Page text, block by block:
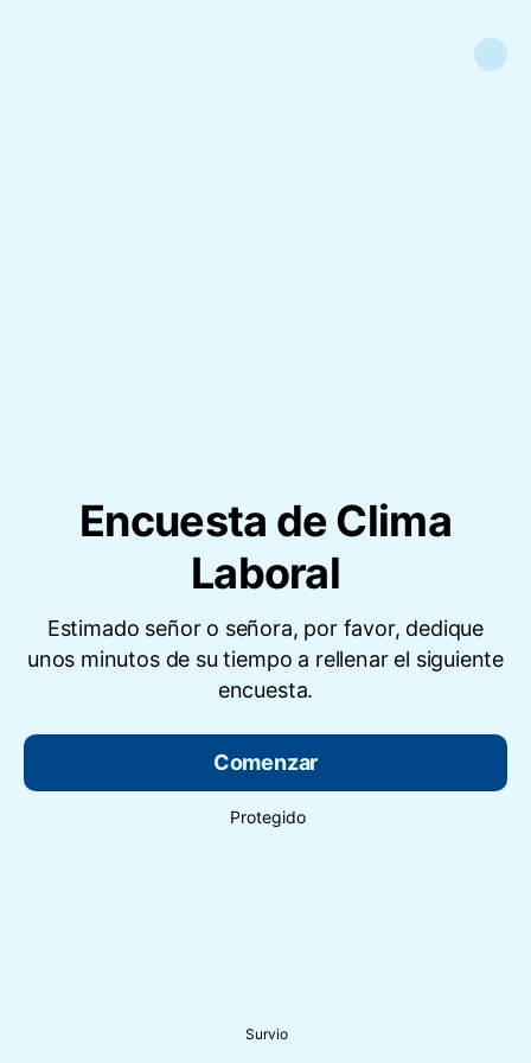
Encuesta de Clima
Laboral
Estimado señor o señora, por favor, dedique
unos minutos de su tiempo a rellenar el siguiente
encuesta.
Comenzar
Protegido
Survio